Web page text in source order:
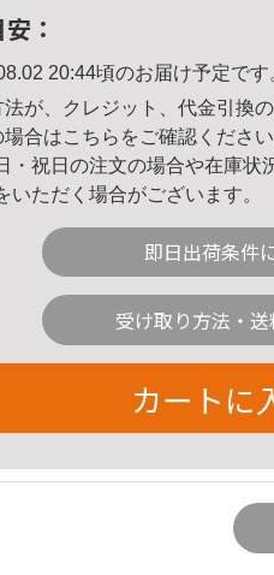
：
20:44頃のお届け予定です
法が、クレジット、代金引換
合はこちら をご確認ください
・祝日の注文の場合や在庫状
いただく場合がございます。
即日出荷条件
受け取り方法・
カートに